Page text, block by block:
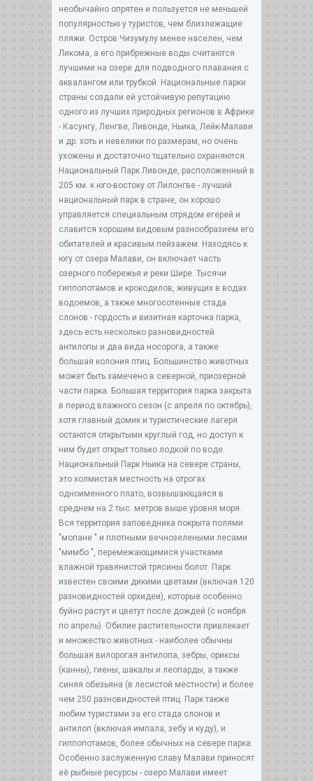
необычайно опрятен и пользуется не меньшей
популярностью у туристов, чем близлежащие
пляжи. Остров Чизумулу менее населен, чем
Ликома, а его прибрежные воды считаются
лучшими на озере для подводного плавания с
аквалангом или трубкой. Национальные парки
страны создали ей устойчивую репутацию
одного из лучших природных регионов в Африке
- Касунгу, Ленгве, Ливонде, Ньика, Лейк-Малави
и др. хоть и невелики по размерам, но очень
ухожены и достаточно тщательно охраняются.
Национальный Парк Ливонде, расположенный в
205 км. к юго-востоку от Лилонгве - лучший
национальный парк в стране, он хорошо
управляется специальным отрядом егерей и
славится хорошим видовым разнообразием его
обитателей и красивым пейзажем. Находясь к
югу от озера Малави, он включает часть
озерного побережья и реки Шире. Тысячи
гиппопотамов и крокодилов, живущих в водах
водоемов, а также многосотенные стада
слонов - гордость и визитная карточка парка,
здесь есть несколько разновидностей
антилопы и два вида носорога, а также
большая колония птиц. Большинство животных
может быть замечено в северной, приозерной
части парка. Большая территория парка закрыта
в период влажного сезон (с апреля по октябрь),
хотя главный домик и туристические лагеря
остаются открытыми круглый год, но доступ к
ним будет открыт только лодкой по воде.
Национальный Парк Ньика на севере страны,
это холмистая местность на отрогах
одноименного плато, возвышающаяся в
среднем на 2 тыс. метров выше уровня моря.
Вся территория заповедника покрыта полями
"мопане " и плотными вечнозелеными лесами
"мимбо ", перемежающимися участками
влажной травянистой трясины болот. Парк
известен своими дикими цветами (включая 120
разновидностей орхидеи), которые особенно
буйно растут и цветут после дождей (с ноября
по апрель). Обилие растительности привлекает
и множество животных - наиболее обычны
большая вилорогая антилопа, зебры, ориксы
(канны), гиены, шакалы и леопарды, а также
синяя обезьяна (в лесистой местности) и более
чем 250 разновидностей птиц. Парк также
любим туристами за его стада слонов и
антилоп (включая импала, зебу и куду), и
гиппопотамов, более обычных на севере парка.
Особенно заслуженную славу Малави приносят
её рыбные ресурсы - озеро Малави имеет